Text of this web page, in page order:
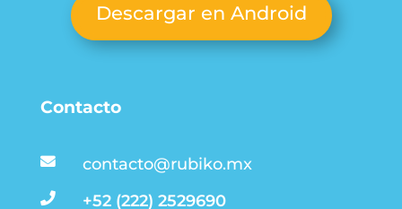
Descargar en Android
Contacto
 contacto@rubiko.mx
 +52 (222) 2529690